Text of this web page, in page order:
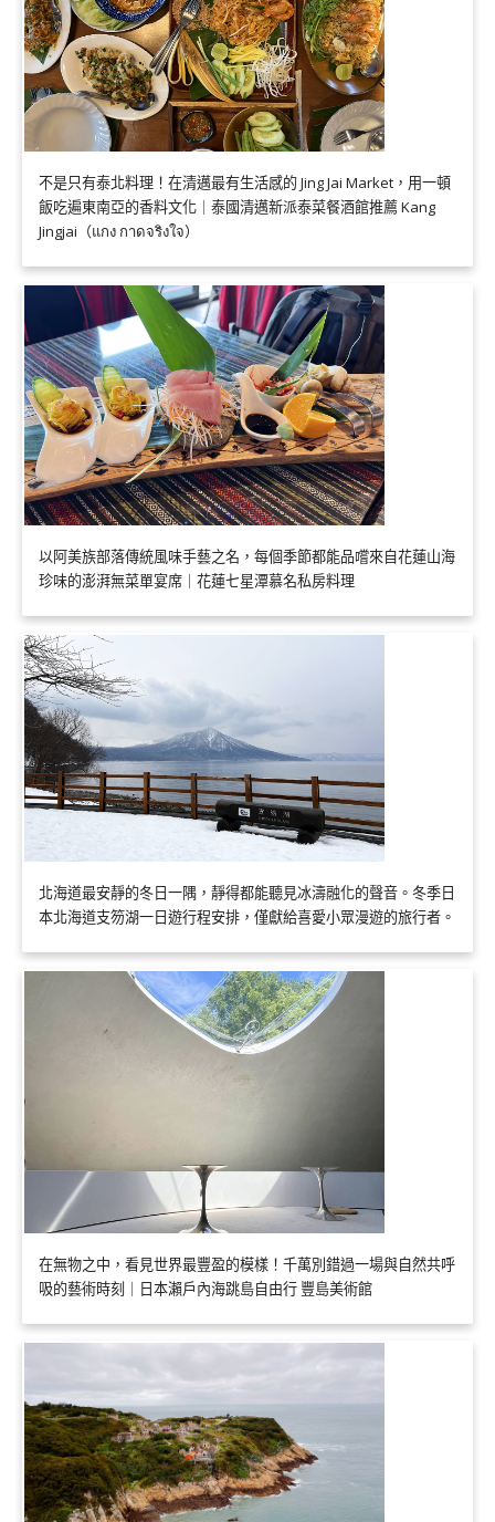
不是只有泰北料理！在清邁最有生活感的 Jing Jai Market，用一頓
飯吃遍東南亞的香料文化｜泰國清邁新派泰菜餐酒館推薦 Kang
Jingjai（แกง กาดจริงใจ）
以阿美族部落傳統風味手藝之名，每個季節都能品嚐來自花蓮山海
珍味的澎湃無菜單宴席｜花蓮七星潭慕名私房料理
北海道最安靜的冬日一隅，靜得都能聽見冰濤融化的聲音。冬季日
本北海道支笏湖一日遊行程安排，僅獻給喜愛小眾漫遊的旅行者。
在無物之中，看見世界最豐盈的模樣！千萬別錯過一場與自然共呼
吸的藝術時刻｜日本瀨戶內海跳島自由行 豐島美術館